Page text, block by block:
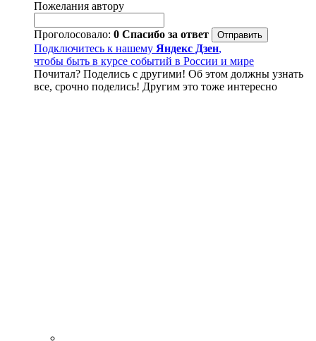
Пожелания автору
Проголосовало: 0 Спасибо за ответ
Подключитесь к нашему Яндекс Дзен,
чтобы быть в курсе событий в России и мире
Почитал? Поделись с другими! Об этом должны узнать
все, срочно поделись! Другим это тоже интересно